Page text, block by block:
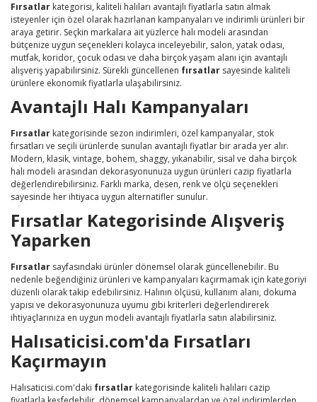
Fırsatlar kategorisi, kaliteli halıları avantajlı fiyatlarla satın almak
isteyenler için özel olarak hazırlanan kampanyaları ve indirimli ürünleri bir
araya getirir. Seçkin markalara ait yüzlerce halı modeli arasından
bütçenize uygun seçenekleri kolayca inceleyebilir, salon, yatak odası,
mutfak, koridor, çocuk odası ve daha birçok yaşam alanı için avantajlı
alışveriş yapabilirsiniz. Sürekli güncellenen fırsatlar sayesinde kaliteli
ürünlere ekonomik fiyatlarla ulaşabilirsiniz.
Avantajlı Halı Kampanyaları
Fırsatlar kategorisinde sezon indirimleri, özel kampanyalar, stok
fırsatları ve seçili ürünlerde sunulan avantajlı fiyatlar bir arada yer alır.
Modern, klasik, vintage, bohem, shaggy, yıkanabilir, sisal ve daha birçok
halı modeli arasından dekorasyonunuza uygun ürünleri cazip fiyatlarla
değerlendirebilirsiniz. Farklı marka, desen, renk ve ölçü seçenekleri
sayesinde her ihtiyaca uygun alternatifler sunulur.
Fırsatlar Kategorisinde Alışveriş
Yaparken
Fırsatlar sayfasındaki ürünler dönemsel olarak güncellenebilir. Bu
nedenle beğendiğiniz ürünleri ve kampanyaları kaçırmamak için kategoriyi
düzenli olarak takip edebilirsiniz. Halının ölçüsü, kullanım alanı, dokuma
yapısı ve dekorasyonunuza uyumu gibi kriterleri değerlendirerek
ihtiyaçlarınıza en uygun modeli avantajlı fiyatlarla satın alabilirsiniz.
Halısaticisi.com'da Fırsatları
Kaçırmayın
Halısaticisi.com'daki fırsatlar kategorisinde kaliteli halıları cazip